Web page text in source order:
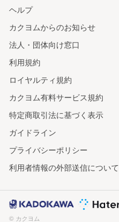
ヘルプ
カクヨムからのお知らせ
法人・団体向け窓口
利用規約
ロイヤルティ規約
カクヨム有料サービス規約
特定商取引法に基づく表示
ガイドライン
プライバシーポリシー
利用者情報の外部送信について
© カクヨム